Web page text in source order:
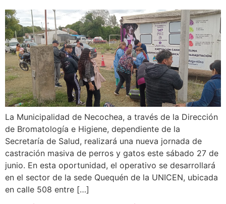
La Municipalidad de Necochea, a través de la Dirección
de Bromatología e Higiene, dependiente de la
Secretaría de Salud, realizará una nueva jornada de
castración masiva de perros y gatos este sábado 27 de
junio. En esta oportunidad, el operativo se desarrollará
en el sector de la sede Quequén de la UNICEN, ubicada
en calle 508 entre […]